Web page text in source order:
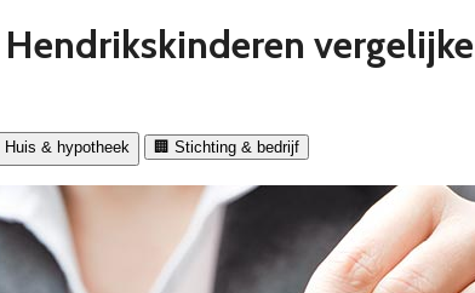
Hendrikskinderen
Huis & hypotheek 🏢 Stichting & bedrijf